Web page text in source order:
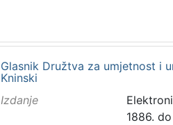
Glasnik Družtva za umjetnost i
Kninski
Izdanje
1886.